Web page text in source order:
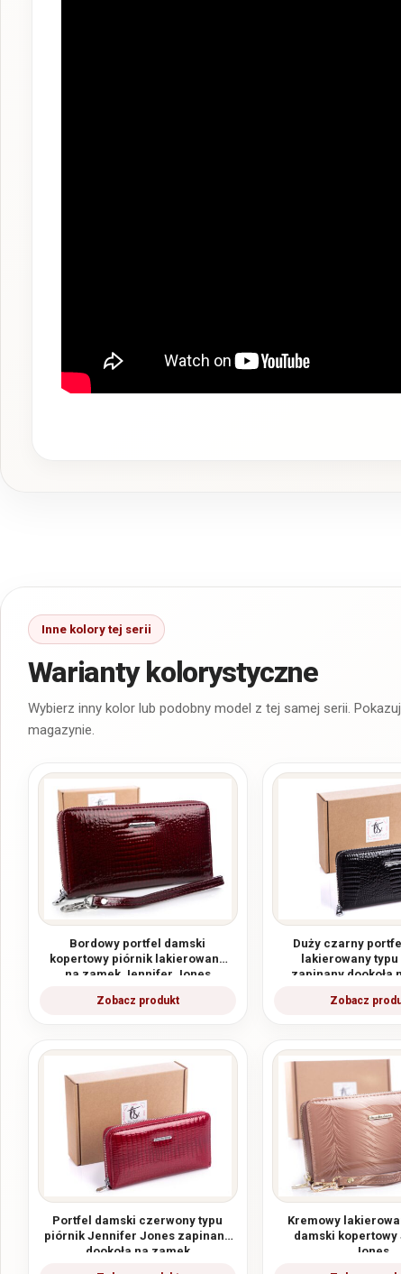
Warianty kolorystyczne
Bordowy portfel damski
kopertowy piórnik lakierowany
na zamek Jennifer Jones
Duży czarny
lakierowany
zapinany dookoła
Portfel damski czerwony typu
piórnik Jennifer Jones zapinany
dookoła na zamek
Kremowy
damski
Jones